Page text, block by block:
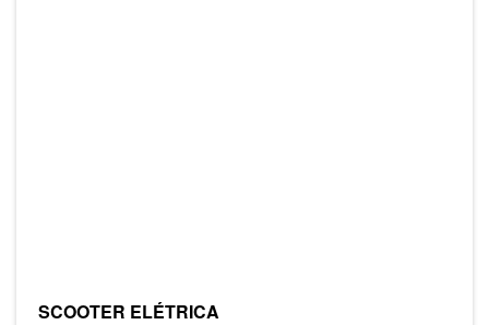
SCOOTER ELÉTRICA